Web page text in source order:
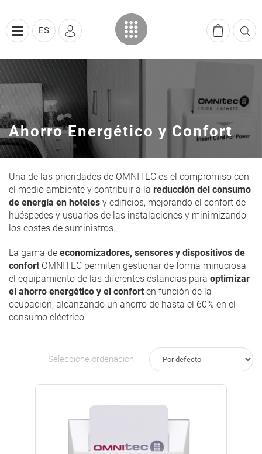
ES
Ahorro Energético y Confort
Una de las prioridades de OMNITEC es el compromiso con
el medio ambiente y contribuir a la reducción del consumo
de energía en hoteles y edificios, mejorando el confort de
huéspedes y usuarios de las instalaciones y minimizando
los costes de suministros.
La gama de economizadores, sensores y dispositivos de
confort OMNITEC permiten gestionar de forma minuciosa
el equipamiento de las diferentes estancias para optimizar
el ahorro energético y el confort en función de la
ocupación, alcanzando un ahorro de hasta el 60% en el
consumo eléctrico.
Seleccione ordenación